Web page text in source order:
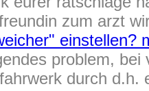
zum arzt
einstellen?
problem,
durch